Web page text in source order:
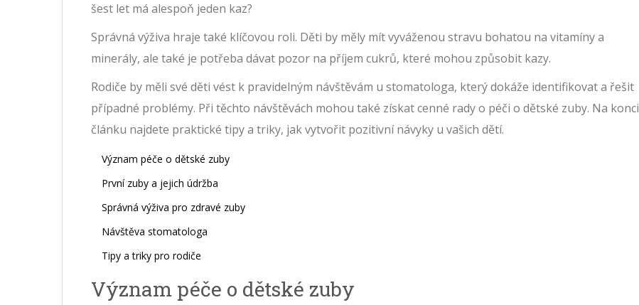
šest let má alespoň jeden kaz?
Správná výživa hraje také klíčovou roli. Děti by měly mít vyváženou stravu bohatou na vitamíny a
minerály, ale také je potřeba dávat pozor na příjem cukrů, které mohou způsobit kazy.
Rodiče by měli své děti vést k pravidelným návštěvám u stomatologa, který dokáže identifikovat a řešit
případné problémy. Při těchto návštěvách mohou také získat cenné rady o péči o dětské zuby. Na konci
článku najdete praktické tipy a triky, jak vytvořit pozitivní návyky u vašich dětí.
Význam péče o dětské zuby
První zuby a jejich údržba
Správná výživa pro zdravé zuby
Návštěva stomatologa
Tipy a triky pro rodiče
Význam péče o dětské zuby